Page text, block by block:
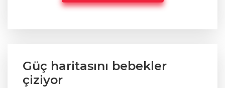
Güç haritasını bebekler
çiziyor